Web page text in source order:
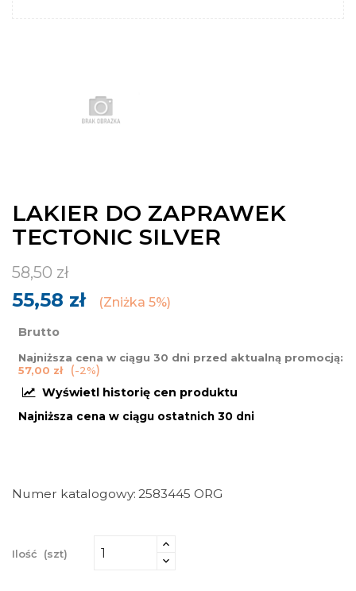
LAKIER DO ZAPRAWEK
TECTONIC SILVER
58,50 zł
55,58 zł Zniżka 5%
Brutto
Najniższa cena w ciągu 30 dni przed aktualną promocją:
57,00 zł
-2%
Wyświetl historię cen produktu
Najniższa cena w ciągu ostatnich 30 dni
Numer katalogowy 2583445 ORG
Ilość (szt)